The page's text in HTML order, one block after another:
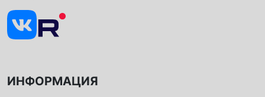
ИНФОРМАЦИЯ